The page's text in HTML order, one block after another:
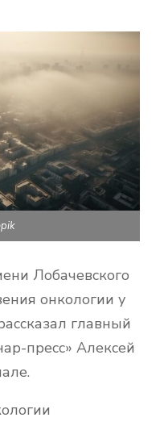
Лобачевского
онкологии у
главный
пресс» Алексей